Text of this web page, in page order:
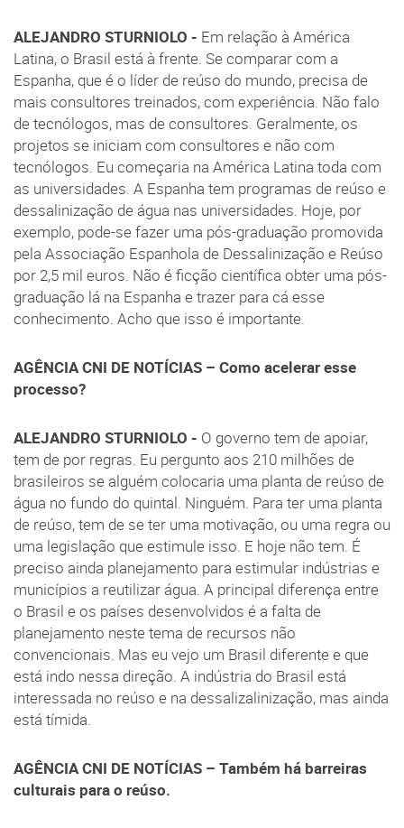
ALEJANDRO STURNIOLO - Em relação à América
Latina, o Brasil está à frente. Se comparar com a
Espanha, que é o líder de reúso do mundo, precisa de
mais consultores treinados, com experiência. Não falo
de tecnólogos, mas de consultores. Geralmente, os
projetos se iniciam com consultores e não com
tecnólogos. Eu começaria na América Latina toda com
as universidades. A Espanha tem programas de reúso e
dessalinização de água nas universidades. Hoje, por
exemplo, pode-se fazer uma pós-graduação promovida
pela Associação Espanhola de Dessalinização e Reúso
por 2,5 mil euros. Não é ficção científica obter uma pós-
graduação lá na Espanha e trazer para cá esse
conhecimento. Acho que isso é importante.
AGÊNCIA CNI DE NOTÍCIAS – Como acelerar esse
processo?
ALEJANDRO STURNIOLO - O governo tem de apoiar,
tem de por regras. Eu pergunto aos 210 milhões de
brasileiros se alguém colocaria uma planta de reúso de
água no fundo do quintal. Ninguém. Para ter uma planta
de reúso, tem de se ter uma motivação, ou uma regra ou
uma legislação que estimule isso. E hoje não tem. É
preciso ainda planejamento para estimular indústrias e
municípios a reutilizar água. A principal diferença entre
o Brasil e os países desenvolvidos é a falta de
planejamento neste tema de recursos não
convencionais. Mas eu vejo um Brasil diferente e que
está indo nessa direção. A indústria do Brasil está
interessada no reúso e na dessalizalinização, mas ainda
está tímida.
AGÊNCIA CNI DE NOTÍCIAS – Também há barreiras
culturais para o reúso.